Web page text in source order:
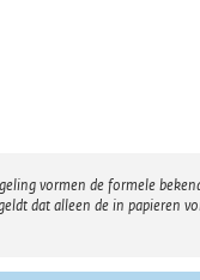
vormen de formele
dat alleen de in papieren